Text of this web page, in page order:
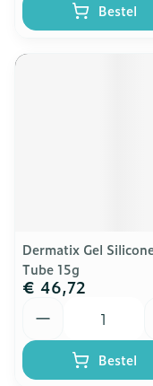
Bestel
Dermatix Gel
Tube 15g
€ 46,72
Bestel